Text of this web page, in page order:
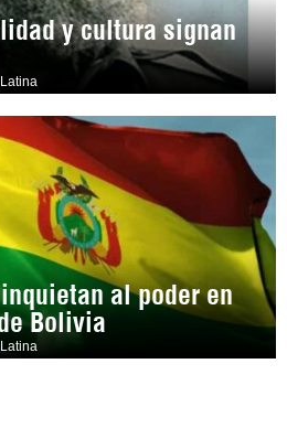
y cultura signan
al poder en
Bolivia